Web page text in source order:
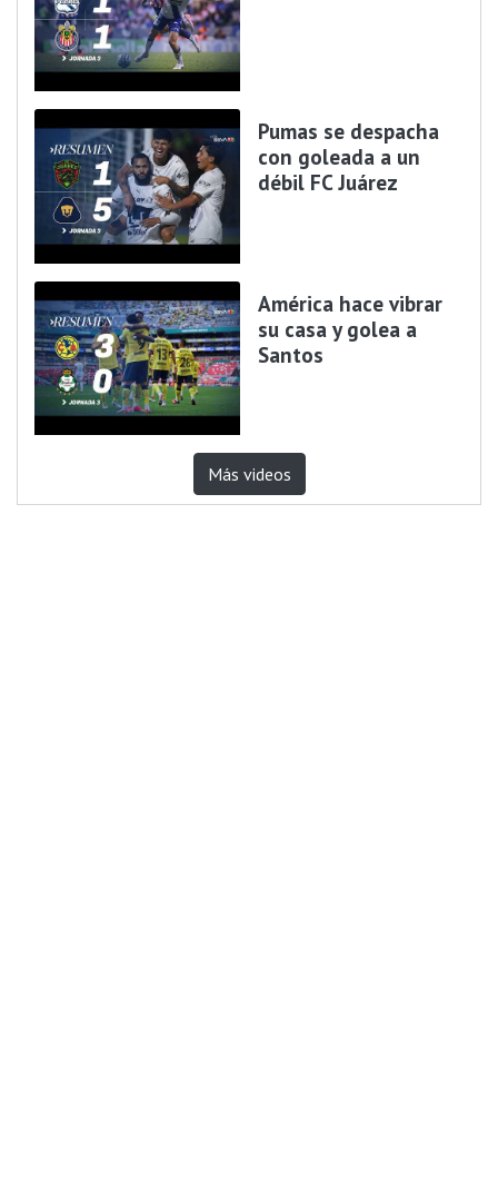
Pumas se despacha
con goleada a un
débil FC Juárez
América hace vibrar
su casa y golea a
Santos
Más videos